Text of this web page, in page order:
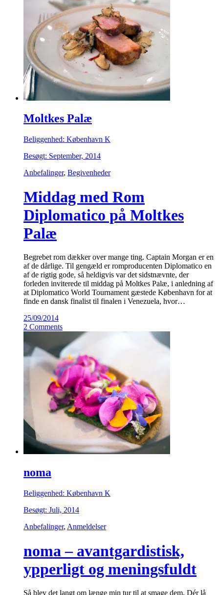
Moltkes Palæ
Beliggenhed: København K
Besøgt: September, 2014
Anbefalinger, Begivenheder
Middag med Rom
Diplomatico på Moltkes
Palæ
Begrebet rom dækker over mange ting. Captain Morgan er en
af de dårlige. Til gengæld er romproducenten Diplomatico en
af de rigtig gode, så heldigvis var det sidstnævnte, der
forleden inviterede til middag på Moltkes Palæ, i anledning af
at Diplomatico World Tournament gæstede København for at
finde en dansk finalist til finalen i Venezuela, hvor…
25/09/2014
2 Comments
noma
Beliggenhed: København K
Besøgt: Juli, 2014
Anbefalinger, Anmeldelser
noma – avantgardistisk,
ypperligt og meningsfuldt
Så blev det langt om længe min tur til at smage dem. Dér lå